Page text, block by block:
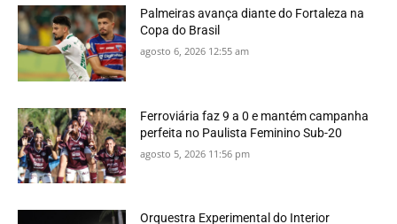
Palmeiras avança diante do Fortaleza na
Copa do Brasil
agosto 6, 2026 12:55 am
Ferroviária faz 9 a 0 e mantém campanha
perfeita no Paulista Feminino Sub-20
agosto 5, 2026 11:56 pm
Orquestra Experimental do Interior